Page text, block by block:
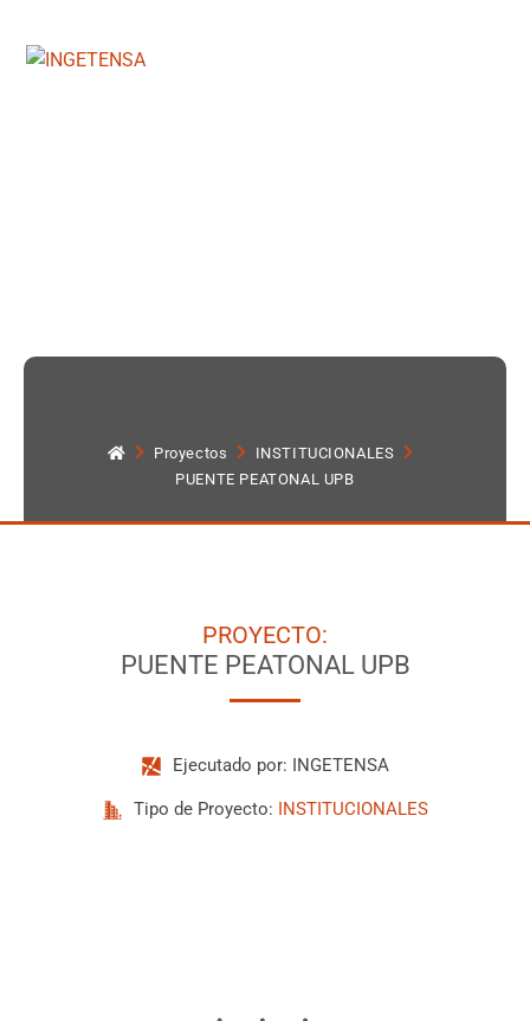
Proyectos
INSTITUCIONALES
PUENTE PEATONAL UPB
PROYECTO:
PUENTE PEATONAL UPB
Ejecutado por: INGETENSA
Tipo de Proyecto: INSTITUCIONALES